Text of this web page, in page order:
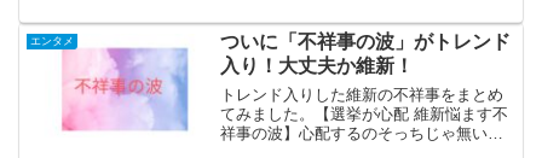
人として、表現者としてより成長できる
よう精進して参ります」と...
エンタメ
ついに「不祥事の波」がトレンド
入り！大丈夫か維新！
トレンド入りした維新の不祥事をまとめ
てみました。【選挙が心配 維新悩ます不
祥事の波】心配するのそっちじゃ無いだ